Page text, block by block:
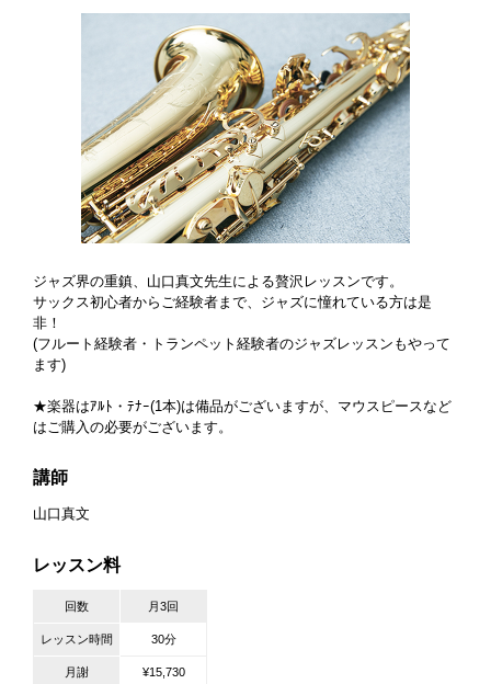
ジャズ界の重鎮、山口真文先生による贅沢レッスンです。
サックス初心者からご経験者まで、ジャズに憧れている方は是
非！
(フルート経験者・トランペット経験者のジャズレッスンもやって
ます)
★楽器はｱﾙﾄ・ﾃﾅｰ(1本)は備品がございますが、マウスピースなど
はご購入の必要がございます。
講師
山口真文
レッスン料
回数 月3回
レッスン時間 30分
月謝 ¥15,730